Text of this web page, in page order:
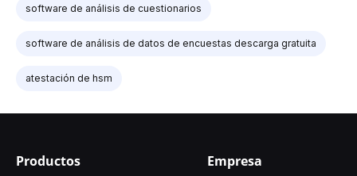
software de análisis de cuestionarios
software de análisis de datos de encuestas descarga gratuita
atestación de hsm
Productos Empresa